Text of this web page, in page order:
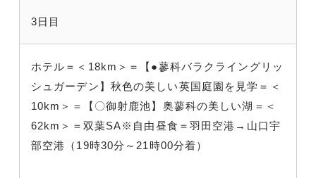
3日目
ホテル＝＜18km＞＝【●蓼科バラクライングリッ
シュガーデン】秋色の美しい英国庭園を見学＝＜
10km＞＝【〇御射鹿池】奥蓼科の美しい湖＝＜
62km＞＝双葉SA※自由昼食＝羽田空港→山口宇
部空港（19時30分～21時00分着）